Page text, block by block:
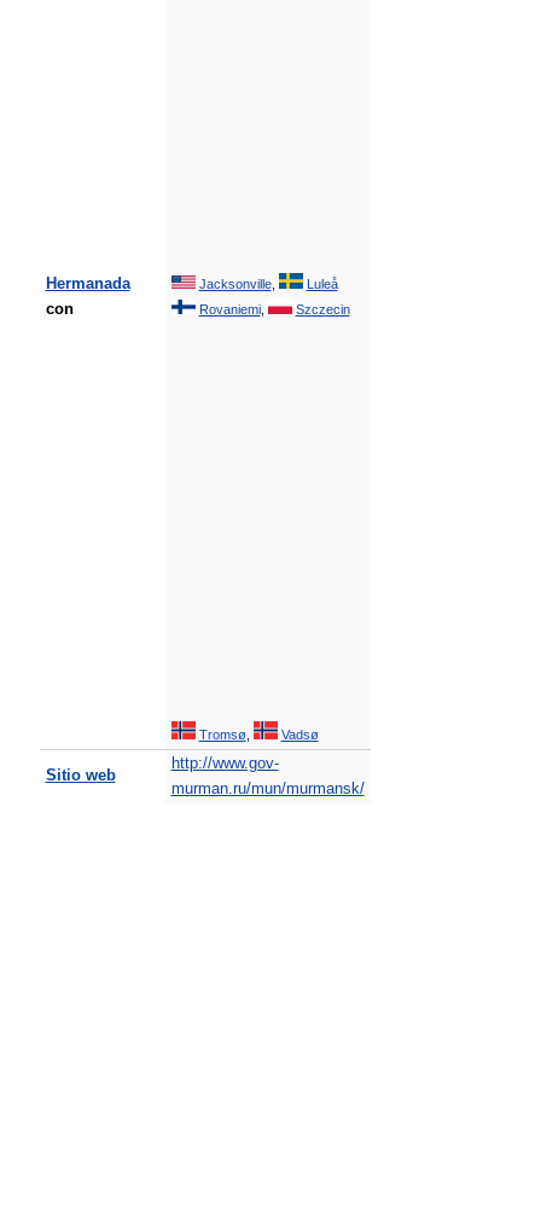
Hermanada
con
Jacksonville,
Luleå
Rovaniemi, Szczecin
Tromsø Vadsø
Sitio web
http://www.gov-
murman.ru/mun/murmansk/